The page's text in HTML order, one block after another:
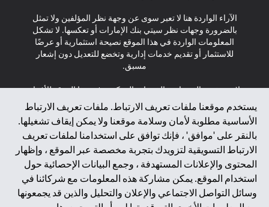
يستخدم موقعنا ملفات تعريف الارتباط. ملفات تعريف الارتباط
الأساسية مطلوبة لأمان وسلامة موقعنا ولا يمكن إيقاف تشغيلها.
بالنقر على 'موافق' ، فإنك توافق على استخدامنا لملفات تعريف
الارتباط التسويقية لتزويدك بتجربة مخصصة عبر الموقع ، وإظهار
المحتوى والإعلانات المستهدفة ، وجمع البيانات الإحصائية حول
استخدام الموقع. يمكن مشاركة هذه المعلومات مع شركائنا في
وسائل التواصل الاجتماعي والإعلان والتحليل والذين قد يجمعونها
الآراء الواردة هنا لا تعبر سوى عن وجهة نظر المؤلفين ولا تمثل
بالضرورة وجهات نظر سيتي بنك الإمارات أو تعكسها. لا تشكل
المعلومات الواردة في هذا الموقع نصيحة استثمارية أو عرضًا
للاستثمار أو تقديم خدمات إدارية وتخضع للتعديل دون إشعار
مسبق.
لا يتم تقديم المنتجات والخدمات المذكورة في هذا الموقع للأفراد
المقيمين في الاتحاد الأوروبي أو المنطقة الاقتصادية الأوروبية أو
سويسرا أو غيرنسي أو جيرسي أو موناكو أو سان مارينو أو
الفاتيكان أو جزيرة مان أو المملكة المتحدة أو خصوصية البيانات
(لائحة حماية البيانات العامة \ قانون حماية البيانات الشخصية
العامة \ قانون خصوصية نيوزيلندا). المحتوى الموجود في هذه
الصفحة ليس ولا ينبغي تفسيره على أنه عرض أو دعوة أو دعوة
لشراء أو بيع أي من المنتجات والخدمات المذكورة هنا لمثل هؤلاء
الأفراد.